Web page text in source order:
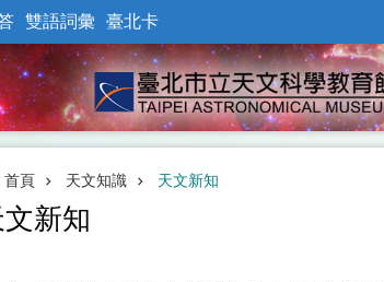
雙語詞彙 臺北卡
首頁 天文知識 天文新知
新知